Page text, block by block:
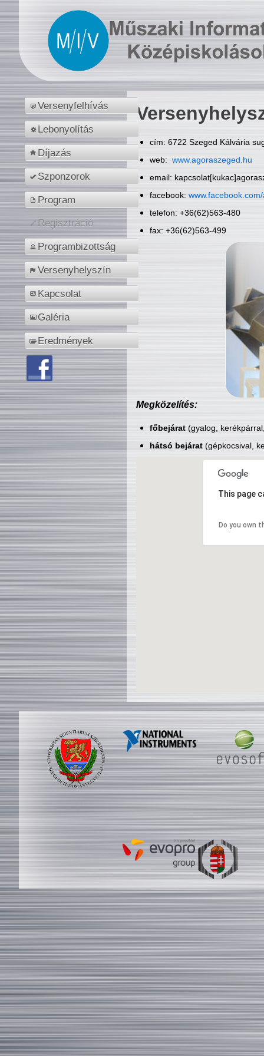
Versenyfelhívás
Lebonyolítás
Díjazás
Szponzorok
Program
Regisztráció
Programbizottság
Versenyhelyszín
Kapcsolat
Galéria
Eredmények
cím: 6722 Szeged Kálvária
web: www.agoraszeged.hu
email:
facebook:
telefon: +36(62)563-480
fax: +36(62)563-499
Megközelítés:
főbejárat(gyalog,
hátsó bejárat(gépkocsival,
This page
Do you own